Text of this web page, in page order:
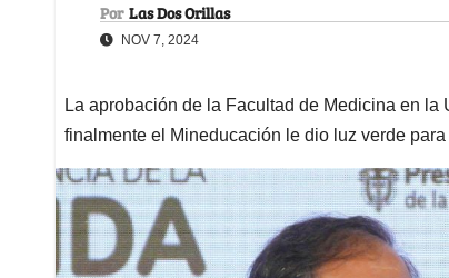
Por Las Dos Orillas
NOV 7, 2024
La aprobación de la Facultad de Medicina en
finalmente el Mineducación le dio luz verde